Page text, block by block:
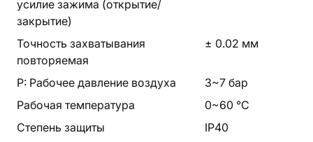
усилие зажима (открытие/
закрытие)
Точность захватывания
повторяемая
± 0.02 мм
P: Рабочее давление воздуха
3~7 бар
Рабочая температура
0~60 °C
Степень защиты
IP40